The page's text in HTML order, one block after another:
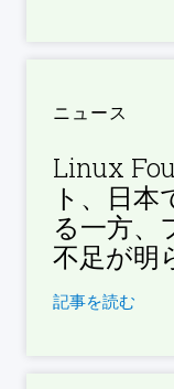
ニュース
Linux
ト、日
る一方、
不足が明
記事を読む